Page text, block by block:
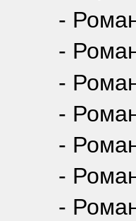
-
-
-
-
-
-
-